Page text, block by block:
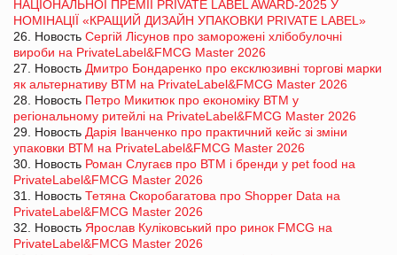
НАЦІОНАЛЬНОЇ ПРЕМІЇ PRIVATE LABEL AWARD-2025 У
НОМІНАЦІЇ «КРАЩИЙ ДИЗАЙН УПАКОВКИ PRIVATE LABEL»
26. Новость Сергій Лісунов про заморожені хлібобулочні
вироби на PrivateLabel&FMCG Master 2026
27. Новость Дмитро Бондаренко про ексклюзивні торгові марки
як альтернативу ВТМ на PrivateLabel&FMCG Master 2026
28. Новость Петро Микитюк про економіку ВТМ у
регіональному ритейлі на PrivateLabel&FMCG Master 2026
29. Новость Дарія Іванченко про практичний кейс зі зміни
упаковки ВТМ на PrivateLabel&FMCG Master 2026
30. Новость Роман Слугаєв про ВТМ і бренди у pet food на
PrivateLabel&FMCG Master 2026
31. Новость Тетяна Скоробагатова про Shopper Data на
PrivateLabel&FMCG Master 2026
32. Новость Ярослав Куліковський про ринок FMCG на
PrivateLabel&FMCG Master 2026